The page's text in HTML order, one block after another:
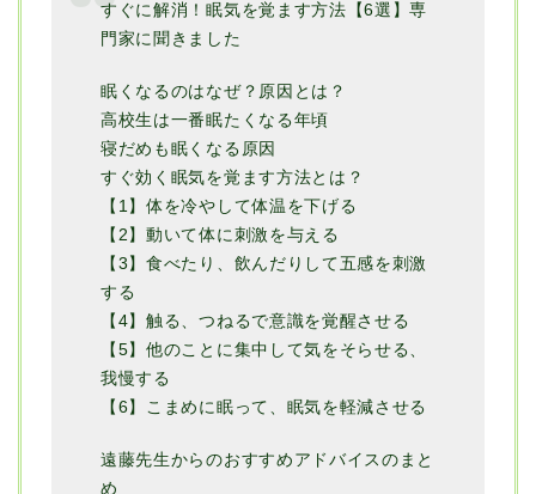
すぐに解消！眠気を覚ます方法【6選】専
門家に聞きました
眠くなるのはなぜ？原因とは？
高校生は一番眠たくなる年頃
寝だめも眠くなる原因
すぐ効く眠気を覚ます方法とは？
【1】体を冷やして体温を下げる
【2】動いて体に刺激を与える
【3】食べたり、飲んだりして五感を刺激
する
【4】触る、つねるで意識を覚醒させる
【5】他のことに集中して気をそらせる、
我慢する
【6】こまめに眠って、眠気を軽減させる
遠藤先生からのおすすめアドバイスのまと
め